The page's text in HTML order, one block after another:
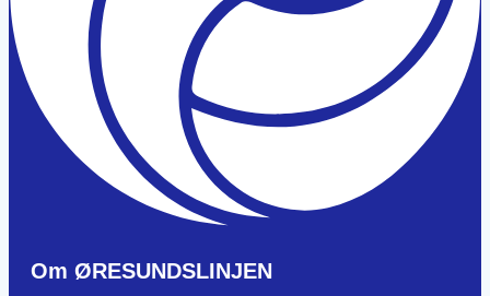
Om ØRESUNDSLINJEN